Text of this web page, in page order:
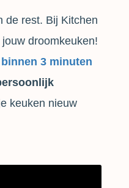
de rest. Bij Kitchen
droomkeuken!
3 minuten
keuken nieuw